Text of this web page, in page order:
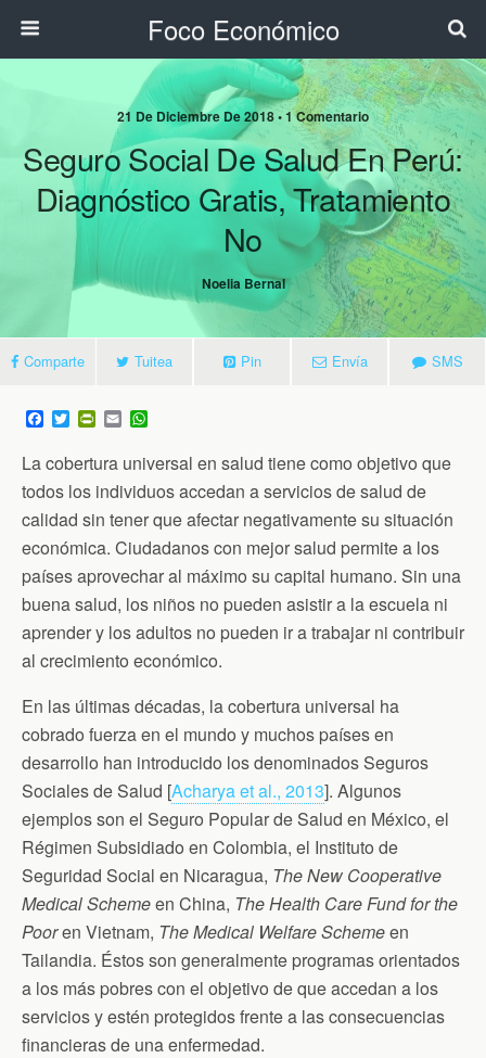
Foco Económico
21 De Diciembre De 2018 • 1 Comentario
Seguro Social De Salud En Perú:
Diagnóstico Gratis, Tratamiento
No
Noelia Bernal
Comparte Tuitea Pin Envía SMS
F
a
e
b
o
o
k
T
w
t
t
e
r
P
n
t
F
r
i
e
n
d
l
y
E
m
i
l
t
s
A
p
p
La cobertura universal en salud tiene como objetivo que
todos los individuos accedan a servicios de salud de
calidad sin tener que afectar negativamente su situación
económica. Ciudadanos con mejor salud permite a los
países aprovechar al máximo su capital humano. Sin una
buena salud, los niños no pueden asistir a la escuela ni
aprender y los adultos no pueden ir a trabajar ni contribuir
al crecimiento económico.
En las últimas décadas, la cobertura universal ha
cobrado fuerza en el mundo y muchos países en
desarrollo han introducido los denominados Seguros
Sociales de Salud [Acharya et al., 2013]. Algunos
ejemplos son el Seguro Popular de Salud en México, el
Régimen Subsidiado en Colombia, el Instituto de
Seguridad Social en Nicaragua, The New Cooperative
Medical Schemeen China, The Health Care Fund for the
Pooren Vietnam, The Medical Welfare Schemeen
Tailandia. Éstos son generalmente programas orientados
a los más pobres con el objetivo de que accedan a los
servicios y estén protegidos frente a las consecuencias
financieras de una enfermedad.